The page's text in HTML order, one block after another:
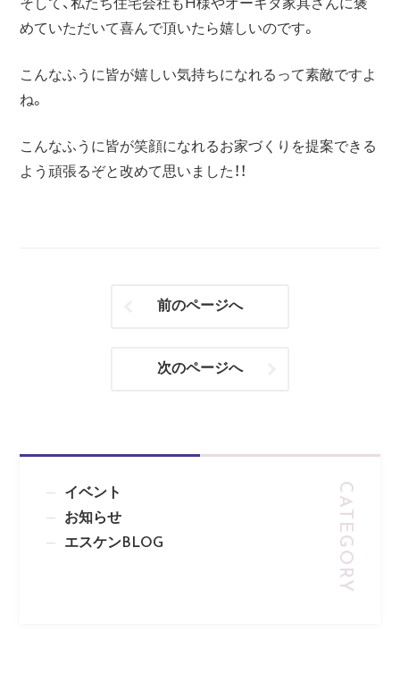
そして、私たち住宅会社もH様やオーキタ家具さんに褒
めていただいて喜んで頂いたら嬉しいのです。
こんなふうに皆が嬉しい気持ちになれるって素敵ですよ
ね。
こんなふうに皆が笑顔になれるお家づくりを提案できる
よう頑張るぞと改めて思いました！！
前のページへ
次のページへ
イベント
お知らせ
エスケンBLOG